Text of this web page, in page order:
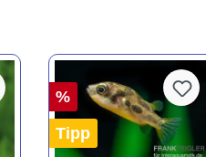
%
Tipp